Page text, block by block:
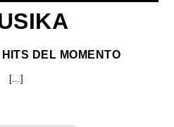
DEL MOMENTO
[...]